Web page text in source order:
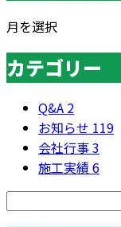
月を選択
カテゴリー
Q&A 2
お知らせ 119
会社行事3
施工実績6